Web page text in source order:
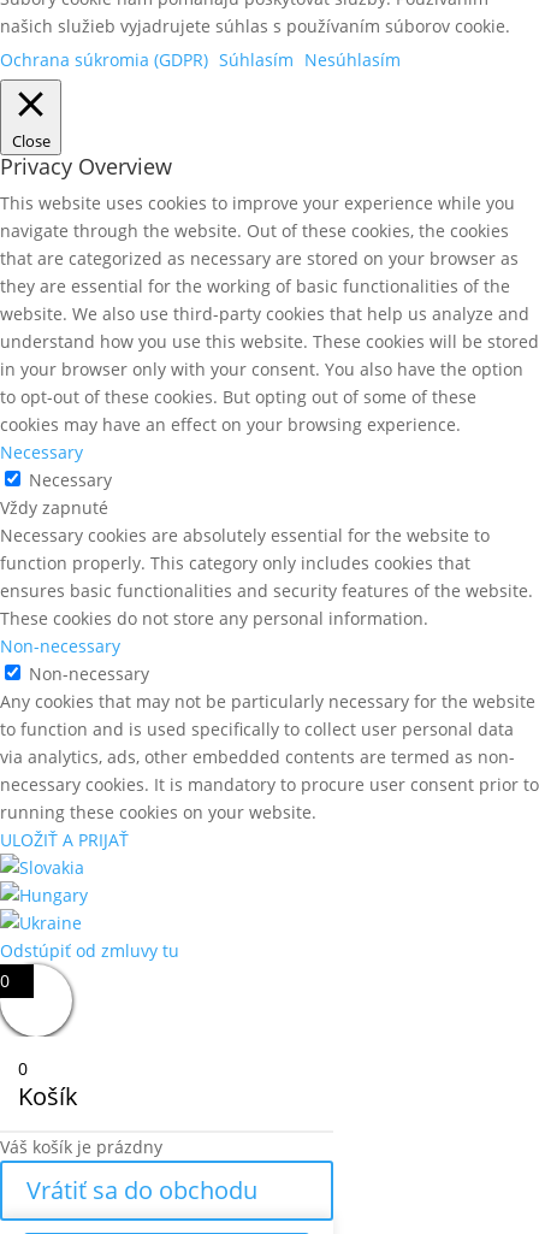
našich služieb vyjadrujete súhlas s používaním súborov cookie.
Ochrana súkromia (GDPR) Súhlasím Nesúhlasím
Close
Privacy Overview
This website uses cookies to improve your experience while you
navigate through the website. Out of these cookies, the cookies
that are categorized as necessary are stored on your browser as
they are essential for the working of basic functionalities of the
website. We also use third-party cookies that help us analyze and
understand how you use this website. These cookies will be stored
in your browser only with your consent. You also have the option
to opt-out of these cookies. But opting out of some of these
cookies may have an effect on your browsing experience.
Necessary
Necessary
Vždy zapnuté
Necessary cookies are absolutely essential for the website to
function properly. This category only includes cookies that
ensures basic functionalities and security features of the website.
These cookies do not store any personal information.
Non-necessary
Non-necessary
Any cookies that may not be particularly necessary for the website
to function and is used specifically to collect user personal data
via analytics, ads, other embedded contents are termed as non-
necessary cookies. It is mandatory to procure user consent prior to
running these cookies on your website.
ULOŽIŤ A PRIJAŤ
Odstúpiť od zmluvy tu
0
0
Košík
Váš košík je prázdny
Vrátiť sa do obchodu